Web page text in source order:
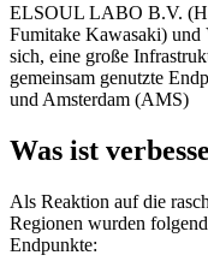
ELSOUL LABO B.V.
Fumitake Kawasaki)
sich, eine große
gemeinsam genutzte
und Amsterdam (AMS)
Was ist
Als Reaktion auf die
Regionen wurden
Endpunkte: